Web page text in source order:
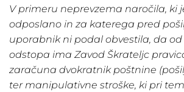
V primeru neprevzema naročila, ki
odposlano in za katerega pred
uporabnik ni podal obvestila, da
odstopa ima Zavod Škrateljc
zaračuna dvokratnik poštnine
ter manipulativne stroške, ki pri